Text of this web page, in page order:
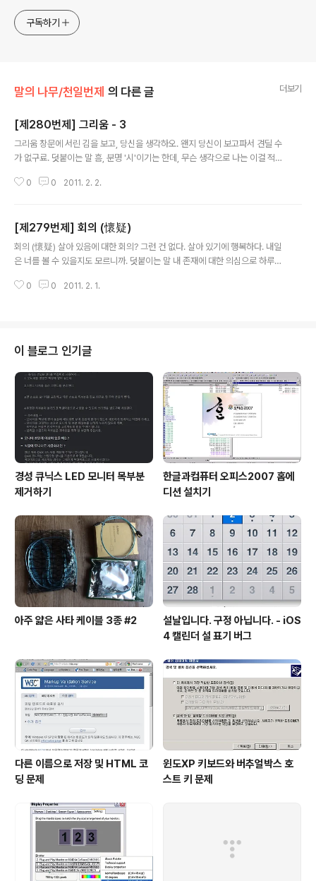
구독하기
말의 나무/천일번제 의 다른 글 더보기
[제280번제] 그리움 - 3
그리움 창문에 서린 김을 보고, 당신을 생각하오. 왠지 당신이 보고파서 견딜 수
가 없구료. 덧붙이는 말 흠, 분명 '시'이기는 한데, 무슨 생각으로 나는 이걸 적었
0 0 2011. 2. 2.
[제279번제] 회의 (懷疑)
회의 (懷疑) 살아 있음에 대한 회의? 그런 건 없다. 살아 있기에 행복하다. 내일
은 너를 볼 수 있을지도 모르니까. 덧붙이는 말 내 존재에 대한 의심으로 하루하
빡빡하게 살았는지 모르겠네요.
0 0 2011. 2. 1.
이 블로그 인기글
경성 큐닉스 LED 모니터 목부분
제거하기
한글과컴퓨터 오피스2007 홈에
디션 설치기
아주 얇은 사타 케이블 3종 #2
설날입니다. 구정 아닙니다. - iOS
4 캘린더 설 표기 버그
다른 이름으로 저장 및 HTML 코
딩 문제
윈도XP 키보드와 버추얼박스 호
스트 키 문제